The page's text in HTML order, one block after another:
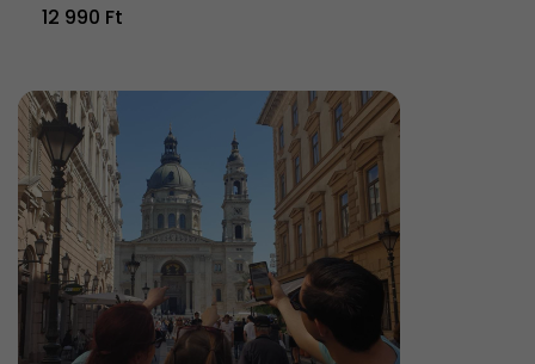
12 990 Ft